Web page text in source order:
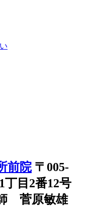
〒005-
丁目2番12号
菅原敏雄